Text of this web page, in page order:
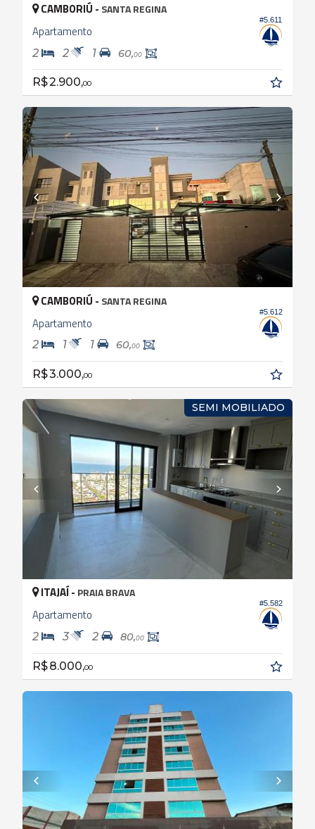
#5.611
CAMBORIÚ - SANTA REGINA
Apartamento
2 2 1 60,00
R$ 2.900,00
#5.612
CAMBORIÚ - SANTA REGINA
Apartamento
2 1 1 60,00
R$ 3.000,00
SEMI MOBILIADO
#5.582
ITAJAÍ - PRAIA BRAVA
Apartamento
2 3 2 80,00
R$ 8.000,00